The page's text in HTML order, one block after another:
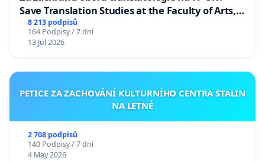
Save Translation Studies at the Faculty of Arts,
Charles University
8 213 podpisů
164 Podpisy / 7 dní
13 Jul 2026
PETICE ZA ZACHOVÁNÍ KULTURNÍHO CENTRA STALIN
NA LETNÉ
2 708 podpisů
140 Podpisy / 7 dní
4 May 2026